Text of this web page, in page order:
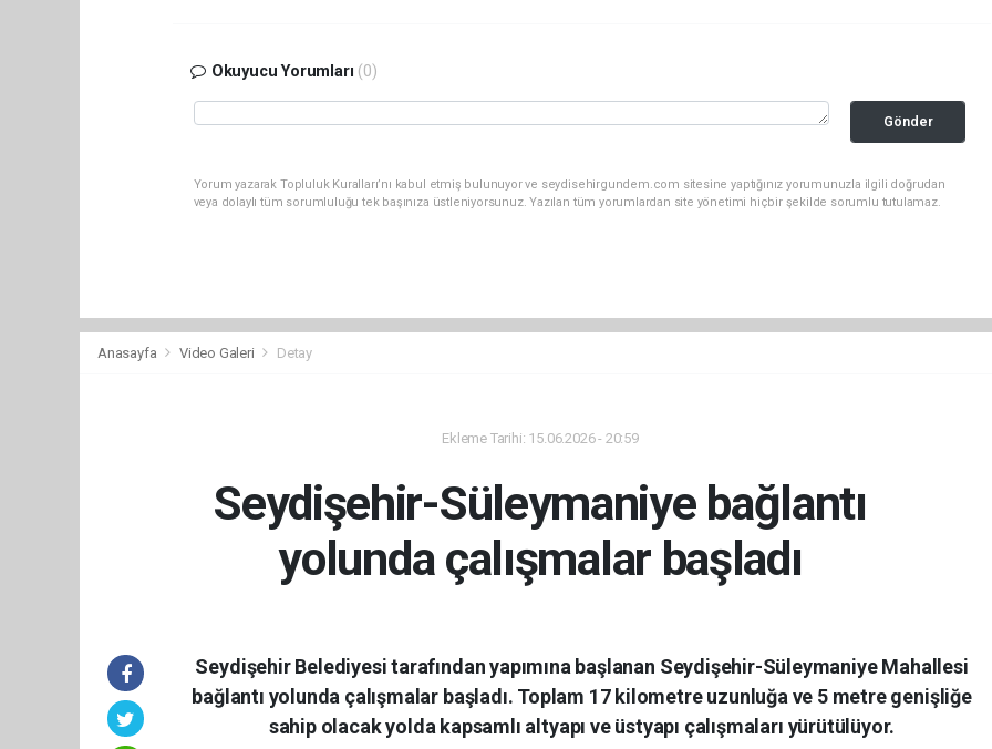
Okuyucu Yorumları (0)
Gönder
Yorum yazarak Topluluk Kuralları’nı kabul etmiş bulunuyor ve seydisehirgundem.com sitesine yaptığınız yorumunuzla ilgili doğrudan
veya dolaylı tüm sorumluluğu tek başınıza üstleniyorsunuz. Yazılan tüm yorumlardan site yönetimi hiçbir şekilde sorumlu tutulamaz.
Anasayfa Video Galeri Detay
Ekleme Tarihi: 15.06.2026 - 20:59
Seydişehir-Süleymaniye bağlantı
yolunda çalışmalar başladı
Seydişehir Belediyesi tarafından yapımına başlanan Seydişehir-Süleymaniye Mahallesi
bağlantı yolunda çalışmalar başladı. Toplam 17 kilometre uzunluğa ve 5 metre genişliğe
sahip olacak yolda kapsamlı altyapı ve üstyapı çalışmaları yürütülüyor.